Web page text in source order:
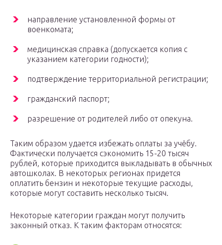
направление установленной формы от
военкомата;
медицинская справка (допускается копия с
указанием категории годности);
подтверждение территориальной регистрации;
гражданский паспорт;
разрешение от родителей либо от опекуна.
Таким образом удается избежать оплаты за учёбу.
Фактически получается сэкономить 15-20 тысяч
рублей, которые приходится выкладывать в обычных
автошколах. В некоторых регионах придется
оплатить бензин и некоторые текущие расходы,
которые могут составить несколько тысяч.
Некоторые категории граждан могут получить
законный отказ. К таким факторам относятся: